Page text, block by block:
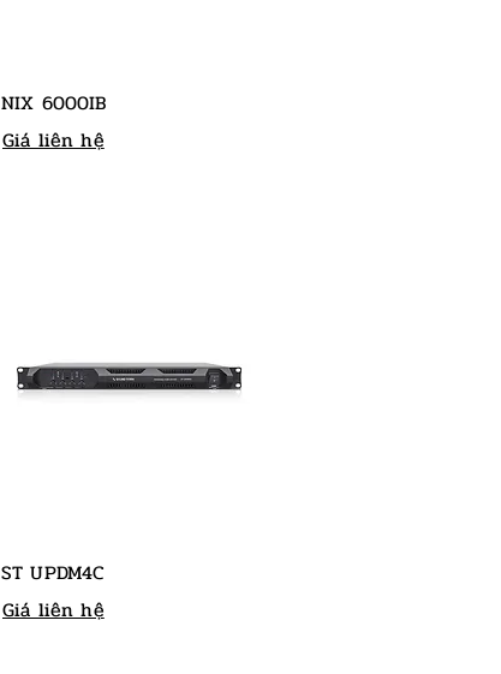
NIX 6000IB
Giá liên hệ
ST UPDM4C
Giá liên hệ